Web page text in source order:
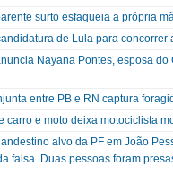
surto esfaqueia a própria
de Lula para concorrer
Nayana Pontes, esposa
entre PB e RN captura
carro e moto deixa motociclista
alvo da PF em João
falsa. Duas pessoas foram